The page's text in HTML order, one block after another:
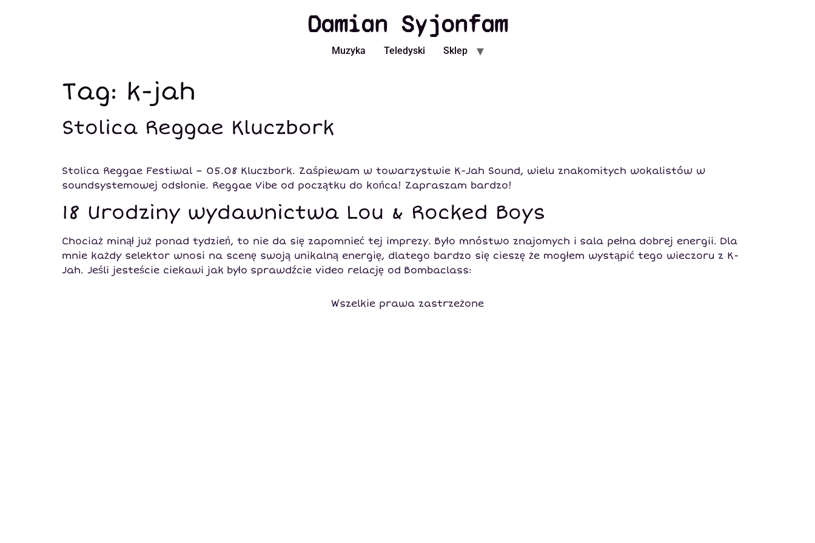
Damian Syjonfam
Muzyka Teledyski Sklep
Tag: k-jah
Stolica Reggae Kluczbork
Stolica Reggae Festiwal – 05.08 Kluczbork. Zaśpiewam w towarzystwie K-Jah Sound, wielu znakomitych wokalistów w
soundsystemowej odsłonie. Reggae Vibe od początku do końca! Zapraszam bardzo!
18 Urodziny wydawnictwa Lou & Rocked Boys
Chociaż minął już ponad tydzień, to nie da się zapomnieć tej imprezy. Było mnóstwo znajomych i sala pełna dobrej energii. Dla
mnie każdy selektor wnosi na scenę swoją unikalną energię, dlatego bardzo się cieszę że mogłem wystąpić tego wieczoru z K-
Jah. Jeśli jesteście ciekawi jak było sprawdźcie video relację od Bombaclass:
Wszelkie prawa zastrzeżone